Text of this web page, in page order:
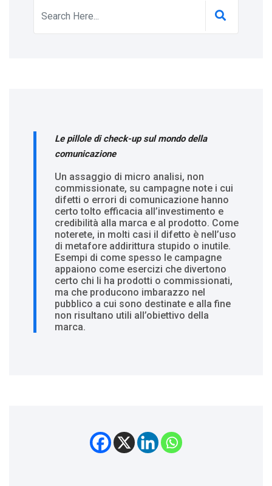
Le pillole di check-up sul mondo della
comunicazione
Un assaggio di micro analisi, non
commissionate, su campagne note i cui
difetti o errori di comunicazione hanno
certo tolto efficacia all’investimento e
credibilità alla marca e al prodotto. Come
noterete, in molti casi il difetto è nell’uso
di metafore addirittura stupido o inutile.
Esempi di come spesso le campagne
appaiono come esercizi che divertono
certo chi li ha prodotti o commissionati,
ma che producono imbarazzo nel
pubblico a cui sono destinate e alla fine
non risultano utili all’obiettivo della
marca.